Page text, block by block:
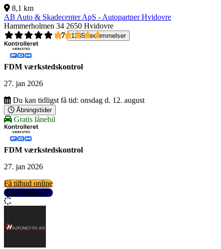
8,1 km
AB Auto & Skadecenter ApS - Autopartner Hvidovre
Hammerholmen 34 2650 Hvidovre
4,7
1265 bedømmelser
FDM værkstedskontrol
27. jan 2026
Du kan tidligst få tid: onsdag d. 12. august
Åbningstider
Gratis lånebil
FDM værkstedskontrol
27. jan 2026
Få tilbud online
Se detaljer